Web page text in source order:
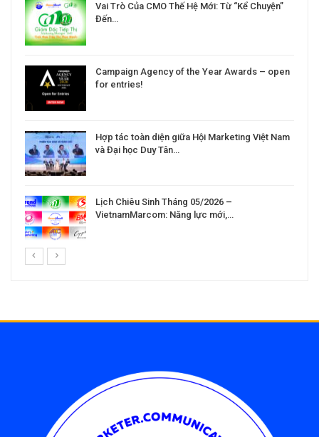
Vai Trò Của CMO Thế Hệ Mới: Từ “Kể Chuyện”
Đến…
Campaign Agency of the Year Awards – open
for entries!
Hợp tác toàn diện giữa Hội Marketing Việt Nam
và Đại học Duy Tân…
Lịch Chiêu Sinh Tháng 05/2026 –
VietnamMarcom: Năng lực mới,…